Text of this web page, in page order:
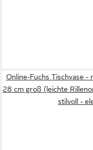
Online-Fuchs Tischvase -
28 cm groß (leichte
stilvoll -